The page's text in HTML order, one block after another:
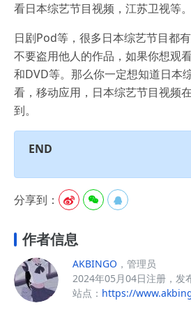
看日本综艺节目视频，江苏卫视等。
日剧Pod等，很多日本综艺节目都
不要盗用他人的作品，如果你想观
和DVD等。那么你一定想知道日本
看，移动应用，日本综艺节目视频
到。
END
分享到：   
作者信息
AKBINGO ，管理员
2024年05月04日注册，发
站点： https://